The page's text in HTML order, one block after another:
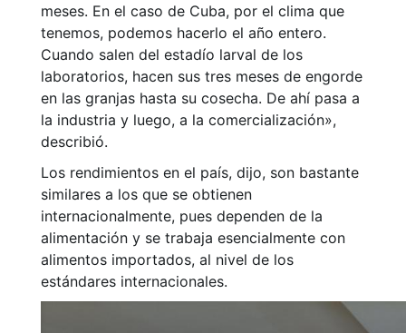
meses. En el caso de Cuba, por el clima que
tenemos, podemos hacerlo el año entero.
Cuando salen del estadío larval de los
laboratorios, hacen sus tres meses de engorde
en las granjas hasta su cosecha. De ahí pasa a
la industria y luego, a la comercialización»,
describió.
Los rendimientos en el país, dijo, son bastante
similares a los que se obtienen
internacionalmente, pues dependen de la
alimentación y se trabaja esencialmente con
alimentos importados, al nivel de los
estándares internacionales.